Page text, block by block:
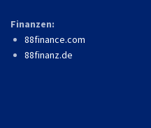
Finanzen:
88finance.com
88finanz.de